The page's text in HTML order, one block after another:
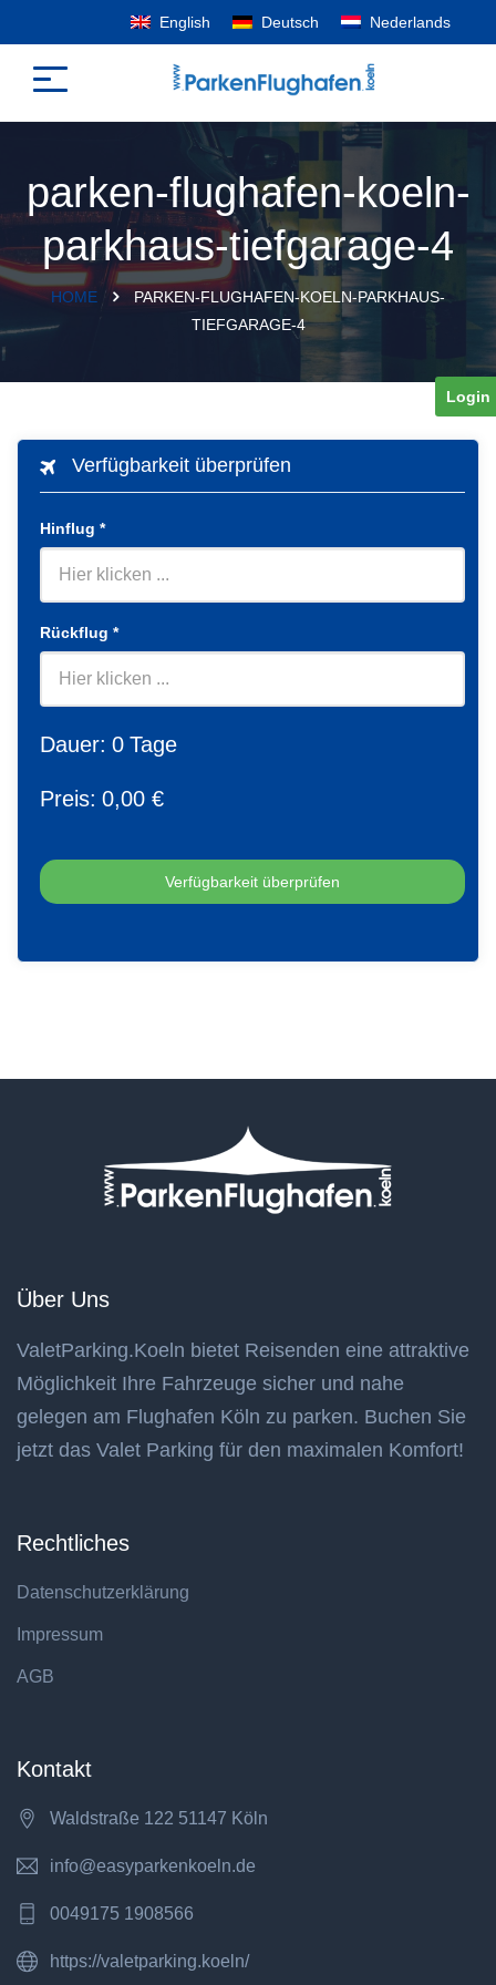
English Deutsch Nederlands
parken-flughafen-koeln-
parkhaus-tiefgarage-4
HOME
PARKEN-FLUGHAFEN-KOELN-PARKHAUS-
TIEFGARAGE-4
Verfügbarkeit überprüfen
Hinflug *
Rückflug *
Dauer: 0 Tage
Preis: 0,00 €
Über Uns
ValetParking.Koeln bietet Reisenden eine attraktive
Möglichkeit Ihre Fahrzeuge sicher und nahe
gelegen am Flughafen Köln zu parken. Buchen Sie
jetzt das Valet Parking für den maximalen Komfort!
Rechtliches
Datenschutzerklärung
Impressum
AGB
Kontakt
Waldstraße 122 51147 Köln
info@easyparkenkoeln.de
0049175 1908566
https://valetparking.koeln/
Login